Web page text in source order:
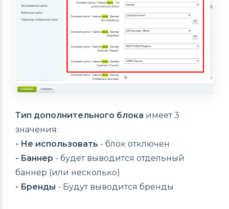
Тип дополнительного блока имеет 3
значения:
- Не использовать - блок отключен
- Баннер - будет выводится отдельный
баннер (или несколько)
- Бренды - Будут выводится бренды